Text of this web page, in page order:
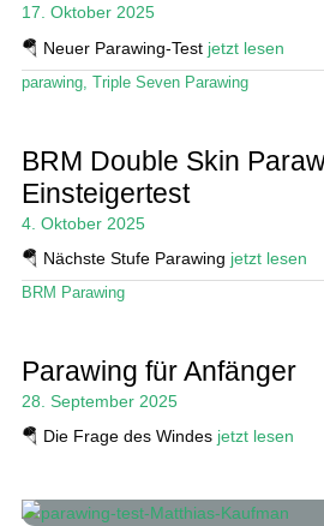
17. Oktober 2025
🪂 Neuer Parawing-Test jetzt lesen
parawing, Triple Seven Parawing
BRM Double Skin
Einsteigertest
4. Oktober 2025
🪂 Nächste Stufe Parawing jetzt lesen
BRM Parawing
Parawing für Anfänger
28. September 2025
🪂 Die Frage des Windes jetzt lesen